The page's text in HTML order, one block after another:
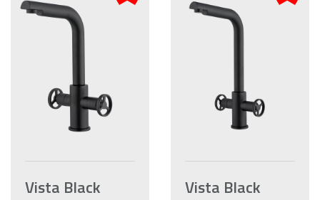
Vista Black Vista Black